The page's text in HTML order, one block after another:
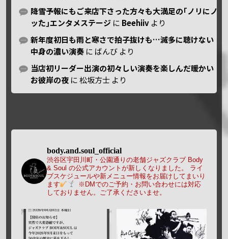
降雪予報にもご来店下さった方々も大満足の｢ノリにノ
ッた｣エンタメステージ に Beehiiv より
新年度初日も雨と寒さで拍子抜けも…滅多に聴けない
中身の濃い演奏 に ばんび より
当店初リーダー出演の初々しい演奏を楽しんだ暖かい
お彼岸の夜 に松坂方士 より
body.and.soul_official
渋谷区宇田川町・公園通りの老舗ジャズクラブ Body
& Soul の公式アカウントが新しくなりました。
ライ
ブスケジュールや新メニュー情報をお届けしてまいり
ます
※DMでのご予約・お問い合わせには対応
しておりません。ご了承くださいませ。